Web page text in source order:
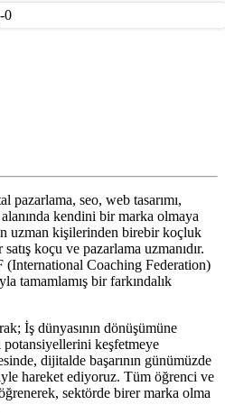
pazarlama, seo, web tasarımı,
kendini bir marka olmaya
uzman kişilerinden birebir koçluk
koçu ve pazarlama uzmanıdır.
(International Coaching Federation)
tamamlamış bir farkındalık
İş dünyasının dönüşümüne
keşfetmeye
dijitalde başarının günümüzde
hareket ediyoruz. Tüm öğrenci ve
sektörde birer marka olma